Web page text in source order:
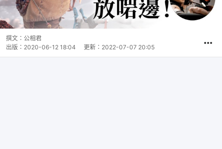
撰文： 公相君
出版： 2020-06-12 18:04 更新： 2022-07-07 20:05